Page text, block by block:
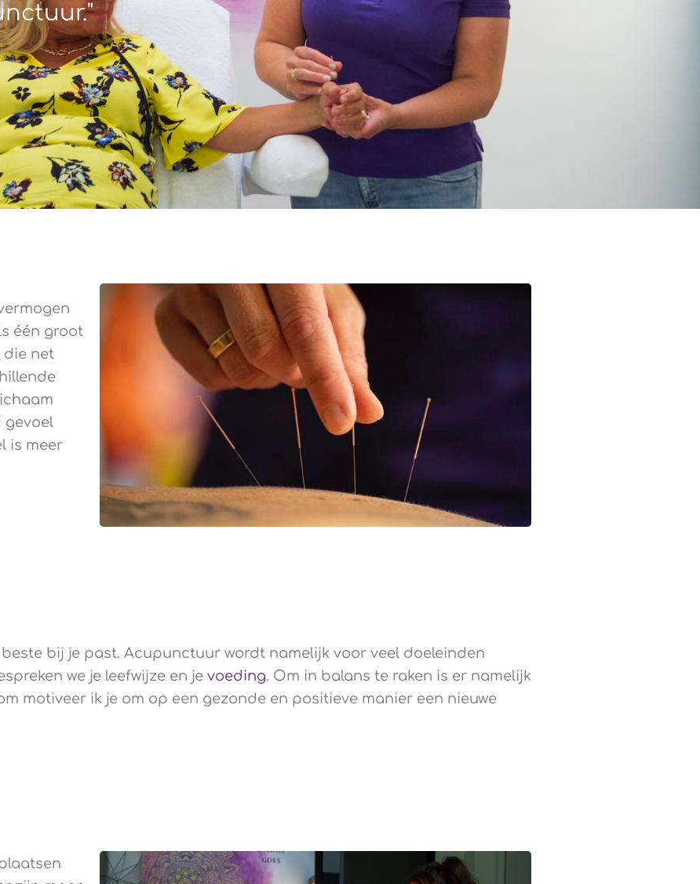
één groot
die net
gevoel
is meer
bij je past. Acupunctuur wordt namelijk voor veel doeleinden
we je leefwijze en je voeding. Om in balans te raken is er namelijk
motiveer ik je om op een gezonde en positieve manier een nieuwe